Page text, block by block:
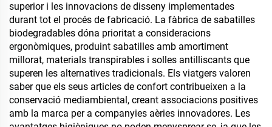
superior i les innovacions de disseny implementades
durant tot el procés de fabricació. La fàbrica de sabatilles
biodegradables dóna prioritat a consideracions
ergonòmiques, produint sabatilles amb amortiment
millorat, materials transpirables i solles antilliscants que
superen les alternatives tradicionals. Els viatgers valoren
saber que els seus articles de confort contribueixen a la
conservació mediambiental, creant associacions positives
amb la marca per a companyies aèries innovadores. Les